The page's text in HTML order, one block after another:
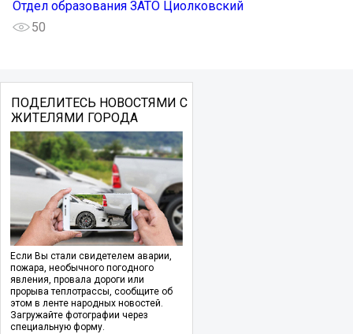
Отдел образования ЗАТО Циолковский
50
ПОДЕЛИТЕСЬ НОВОСТЯМИ С
ЖИТЕЛЯМИ ГОРОДА
Если Вы стали свидетелем аварии,
пожара, необычного погодного
явления, провала дороги или
прорыва теплотрассы, сообщите об
этом в ленте народных новостей.
Загружайте фотографии через
специальную форму.